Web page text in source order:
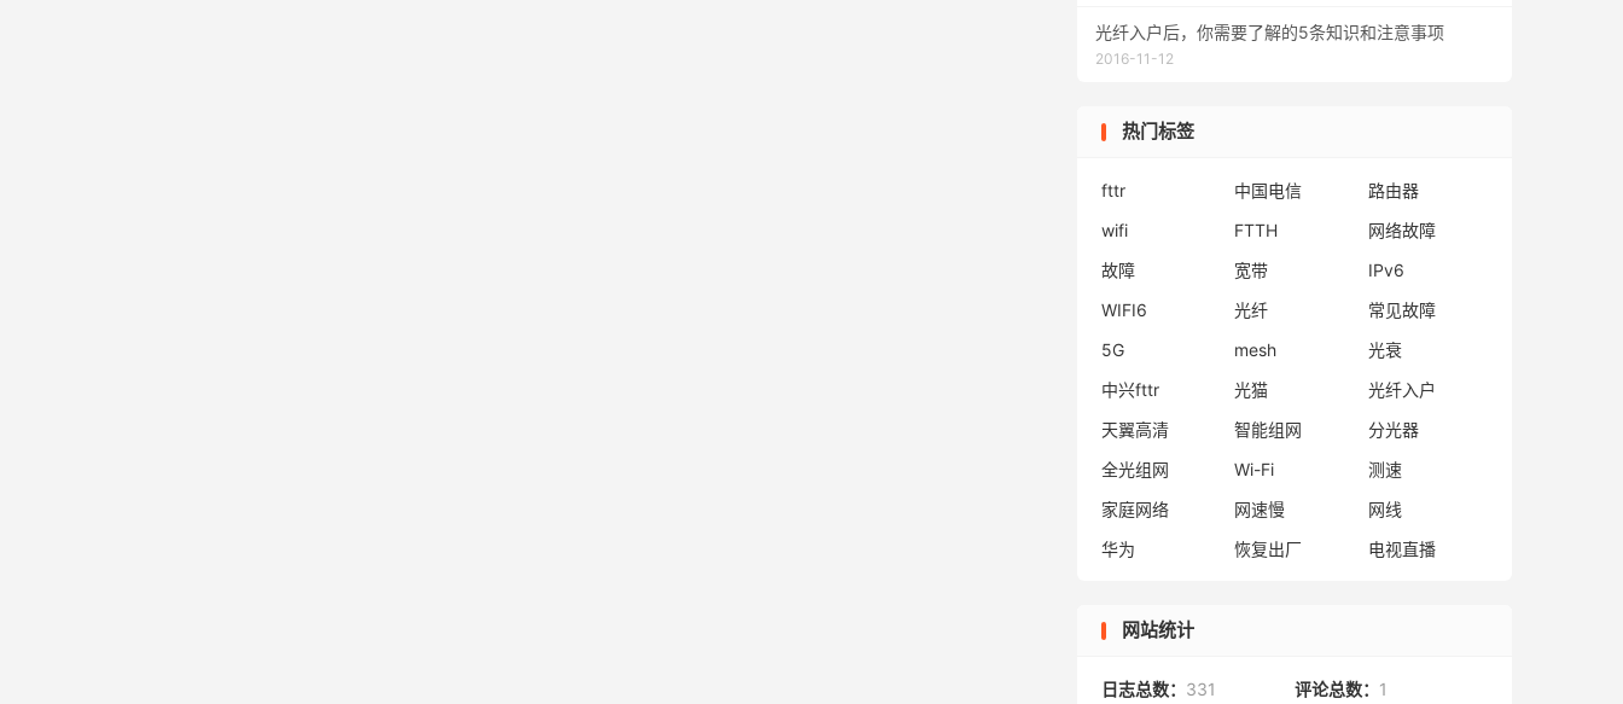
光纤入户后，你需要了解的5条知识和注意事项
2016-11-12
热门标签
fttr 中国电信
路由器
wifi
FTTH
网络故障
故障
宽带
IPv6
WIFI6
光纤
常见故障
5G
mesh
光衰
中兴fttr
光猫
光纤入户
天翼高清
智能组网
分光器
全光组网
Wi-Fi
测速
家庭网络
网速慢
网线
华为
恢复出厂 电视直播
网站统计
日志总数： 331 评论总数： 1